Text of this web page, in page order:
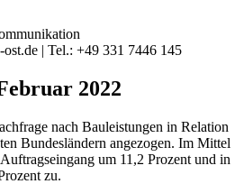
| Tel.: +49 331 7446 145
2022
nach Bauleistungen in Relation
Bundesländern angezogen. Im Mittel
um 11,2 Prozent und in
zu.